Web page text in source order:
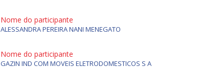
Nome do participante
ALESSANDRA PEREIRA NANI MENEGATO
Nome do participante
GAZIN IND COM MOVEIS ELETRODOMESTICOS S A